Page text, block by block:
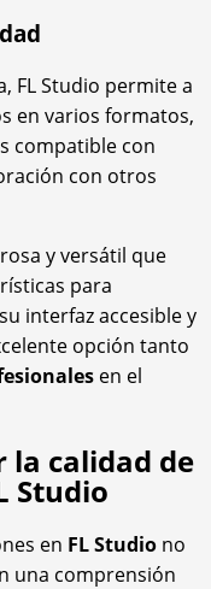
FL Studio permite a
en varios formatos,
compatible con
con otros
y versátil que
para
interfaz accesible y
opción tanto
en el
la calidad de
Studio
en FL Studio no
una comprensión